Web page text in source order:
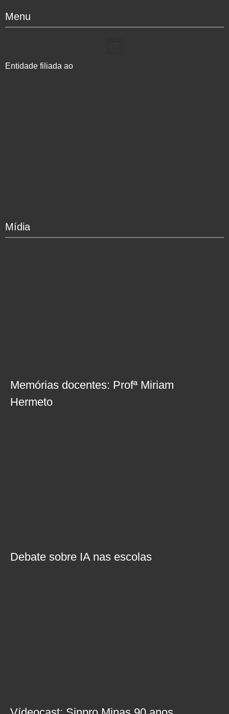
Menu
Entidade filiada ao
Mídia
Memórias docentes: Profª Miriam
Hermeto
Debate sobre IA nas escolas